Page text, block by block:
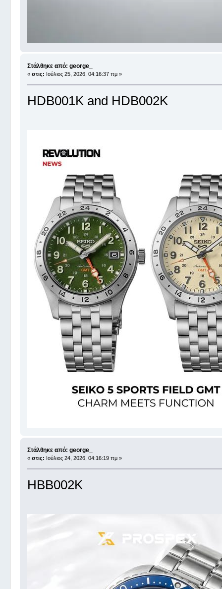
Στάλθηκε από: george_
« στις: Ιούλιος 25, 2026, 04:16:37 πμ »
HDB001K and HDB002K
Στάλθηκε από: george_
« στις: Ιούλιος 24, 2026, 04:16:19 πμ »
HBB002K